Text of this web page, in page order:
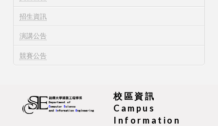
招生資訊
演講公告
競賽公告
校區資訊
Campus
Information